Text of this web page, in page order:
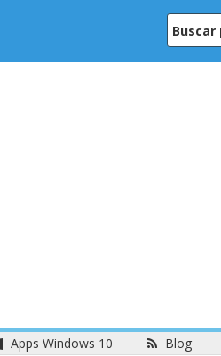
Apps Windows 10 Blog